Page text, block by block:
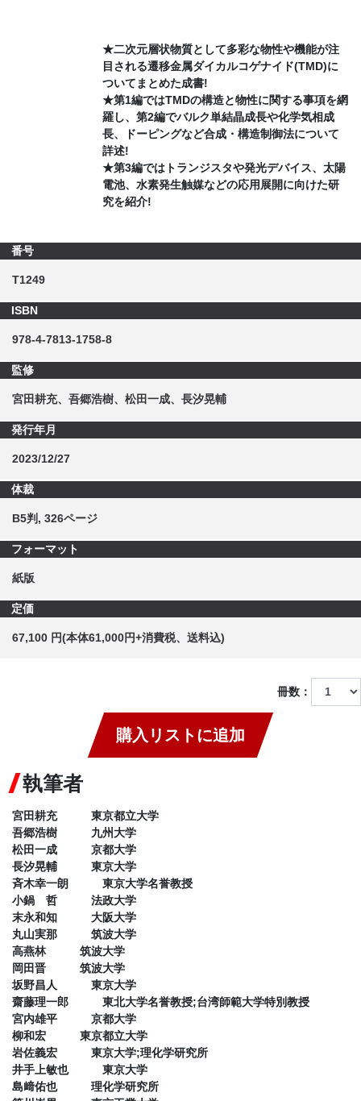
★二次元層状物質として多彩な物性や機能が注
目される遷移金属ダイカルコゲナイド(TMD)に
ついてまとめた成書!
★第1編ではTMDの構造と物性に関する事項を網
羅し、第2編でバルク単結晶成長や化学気相成
長、ドーピングなど合成・構造制御法について
詳述!
★第3編ではトランジスタや発光デバイス、太陽
電池、水素発生触媒などの応用展開に向けた研
究を紹介!
番号
T1249
ISBN
978-4-7813-1758-8
監修
宮田耕充、吾郷浩樹、松田一成、長汐晃輔
発行年月
2023/12/27
体裁
B5判, 326ページ
フォーマット
紙版
定価
67,100 円(本体61,000円+消費税、送料込)
冊数：
購入リストに追加
執筆者
宮田耕充 東京都立大学
吾郷浩樹 九州大学
松田一成 京都大学
長汐晃輔 東京大学
斉木幸一朗 東京大学名誉教授
小鍋 哲 法政大学
末永和知 大阪大学
丸山実那 筑波大学
高燕林 筑波大学
岡田晋 筑波大学
坂野昌人 東京大学
齋藤理一郎 東北大学名誉教授;台湾師範大学特別教授
宮内雄平 京都大学
柳和宏 東京都立大学
岩佐義宏 東京大学;理化学研究所
井手上敏也 東京大学
島﨑佑也 理化学研究所